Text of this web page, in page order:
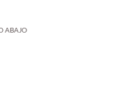
ABAJO